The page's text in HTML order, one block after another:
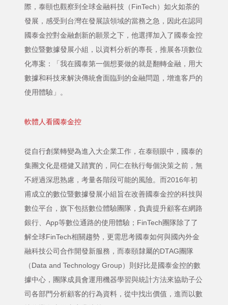
際，泰頤也觀察到全球金融科技（FinTech）如火如荼的
發展，感受到台灣在發展該領域的當務之急，因此在認同
國泰金控對金融創新的願景之下，他選擇加入了國泰金控
數位暨數據發展小組，以資料分析的專長，推展各項數位
化專案：「我在國泰第一個想要做的就是翻轉金融，用大
數據和科技來解決傳統會面臨到的金融問題，增進客戶的
使用體驗」。
軟體人看國泰金控
從自行創業轉變為進入大企業工作，在泰頤眼中，國泰的
集團文化是穩健又踏實的，同仁在執行每個決策之前，無
不經過深思熟慮，考量各階段可能的風險。而2016年初
甫成立的數位暨數據發展小組旨在改善國泰金控的科技與
數位平台，旗下包括數位體驗團隊，負責提升顧客在網路
銀行、App等數位通路的使用體驗；FinTech團隊除了了
解全球FinTech相關趨勢，更需思考國泰如何與國內外金
融科技公司合作開發新服務，而泰頤隸屬的DTAG團隊
（Data and Technology Group）則好比是國泰金控的數
據中心，團隊成員會運用機器學習與統計方法來協助子公
司各部門分析顧客的行為資料，從中找出價值，進而以數